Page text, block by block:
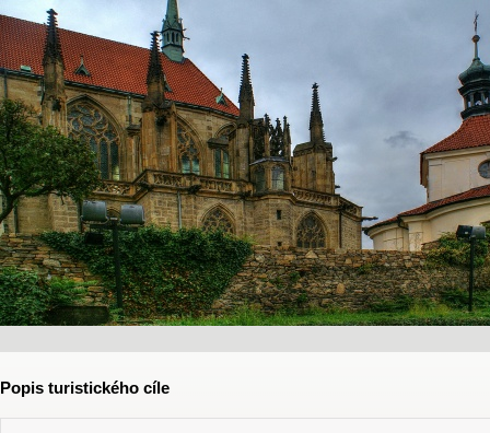
Popis turistického cíle